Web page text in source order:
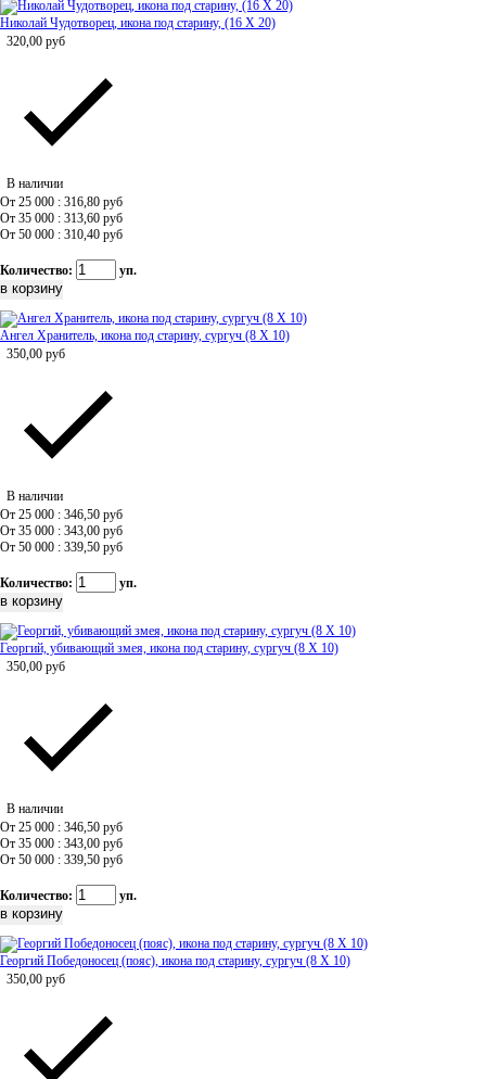
Николай Чудотворец, икона под старину, (16 Х 20)
320,00 руб
В наличии
От 25 000 : 316,80 руб
От 35 000 : 313,60 руб
От 50 000 : 310,40 руб
Количество: уп.
Ангел Хранитель, икона под старину, сургуч (8 Х 10)
350,00 руб
В наличии
От 25 000 : 346,50 руб
От 35 000 : 343,00 руб
От 50 000 : 339,50 руб
Количество: уп.
Георгий, убивающий змея, икона под старину, сургуч (8 Х 10)
350,00 руб
В наличии
От 25 000 : 346,50 руб
От 35 000 : 343,00 руб
От 50 000 : 339,50 руб
Количество: уп.
Георгий Победоносец (пояс), икона под старину, сургуч (8 Х 10)
350,00 руб